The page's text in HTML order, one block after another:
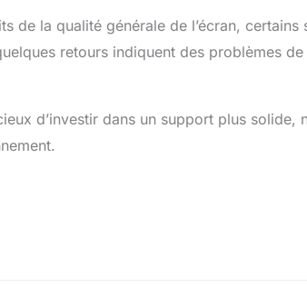
de la qualité générale de l’écran,
retours indiquent des problèmes
d’investir dans un support plus solide,